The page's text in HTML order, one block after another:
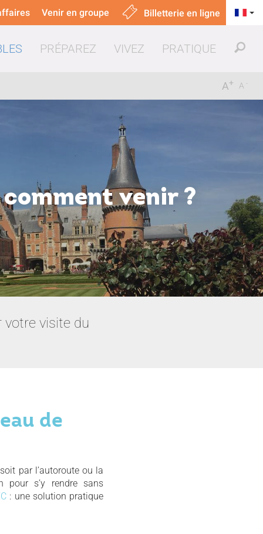
Venir en groupe Billetterie en ligne
PRÉPAREZ VIVEZ
& manger
PRATIQUE
-
A
+
A
venir ?
visite du
de
par l’autoroute ou la
pour s’y rendre sans
: une solution pratique